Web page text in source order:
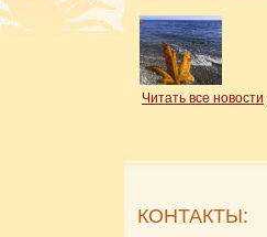
Читать все новости
КОНТАКТЫ: